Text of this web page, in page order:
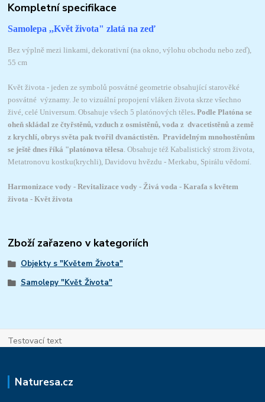
Kompletní specifikace
Samolepa ,,Květ života" zlatá na zeď
Bez výplně mezi linkami, dekorativní (na okno, výlohu obchodu nebo zeď),
55 cm
Květ života - jeden ze symbolů posvátné geometrie obsahující starověké
posvátné významy. Je to vizuální propojení vláken života skrze všechno
živé, celé Universum. Obsahuje všech 5 platónových těles. Podle Platóna se
oheň skládal ze čtyřstěnů, vzduch z osmistěnů, voda z dvacetistěnů a země
z krychlí, obrys světa pak tvořil dvanáctistěn. Pravidelným mnohostěnům
se ještě dnes říká "platónova tělesa. Obsahuje též Kabalistický strom života,
Metatronovu kostku(krychli), Davidovu hvězdu - Merkabu, Spirálu vědomí.
Harmonizace vody - Revitalizace vody - Živá voda - Karafa s květem
života - Květ života
Zboží zařazeno v kategoriích
Objekty s "Květem Života"
Samolepy "Květ Života"
Testovací text
Naturesa.cz